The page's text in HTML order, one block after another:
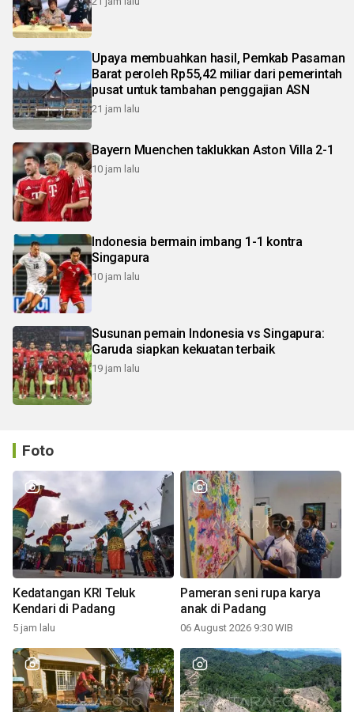
Upaya membuahkan hasil, Pemkab Pasaman
Barat peroleh Rp55,42 miliar dari pemerintah
pusat untuk tambahan penggajian ASN
21 jam lalu
Bayern Muenchen taklukkan Aston Villa 2-1
10 jam lalu
Indonesia bermain imbang 1-1 kontra
Singapura
10 jam lalu
Susunan pemain Indonesia vs Singapura:
Garuda siapkan kekuatan terbaik
19 jam lalu
Foto
Kedatangan KRI Teluk
Kendari di Padang
5 jam lalu
Pameran seni rupa karya
anak di Padang
06 August 2026 9:30 WIB